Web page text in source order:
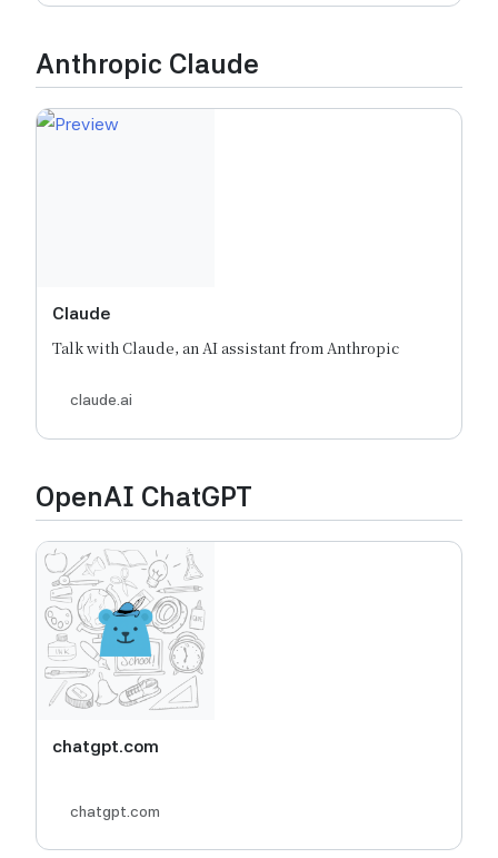
Anthropic Claude
Claude
Talk with Claude, an AI assistant from Anthropic
claude.ai
OpenAI ChatGPT
chatgpt.com
chatgpt.com